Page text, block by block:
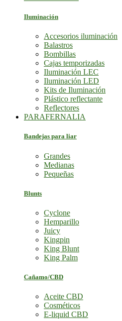
Iluminación
Accesorios iluminación
Balastros
Bombillas
Cajas temporizadas
Iluminación LEC
Iluminación LED
Kits de Iluminación
Plástico reflectante
Reflectores
PARAFERNALIA
Bandejas para liar
Grandes
Medianas
Pequeñas
Blunts
Cyclone
Hemparillo
Juicy
Kingpin
King Blunt
King Palm
Cañamo/CBD
Aceite CBD
Cosméticos
E-liquid CBD